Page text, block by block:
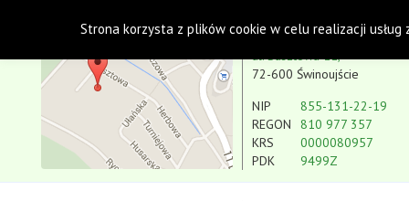
Koło w Świnoujściu
ul. Basztowa 11,
72-600 Świnoujście
NIP
REGON
KRS
PDK
855-131-22-19
810 977 357
0000080957
9499Z
Strona korzysta z plików cookie w celu realizacji usług